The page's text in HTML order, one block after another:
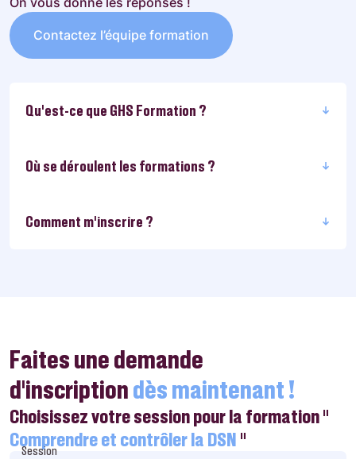
Contactez l’équipe formation
Qu'est-ce que GHS Formation ?
Où se déroulent les formations ?
Comment m’inscrire ?
Faites une demande
d’inscriptiondès maintenant !
Choisissez votre session pour la formation "
Comprendre et contrôler la DSN "
Session